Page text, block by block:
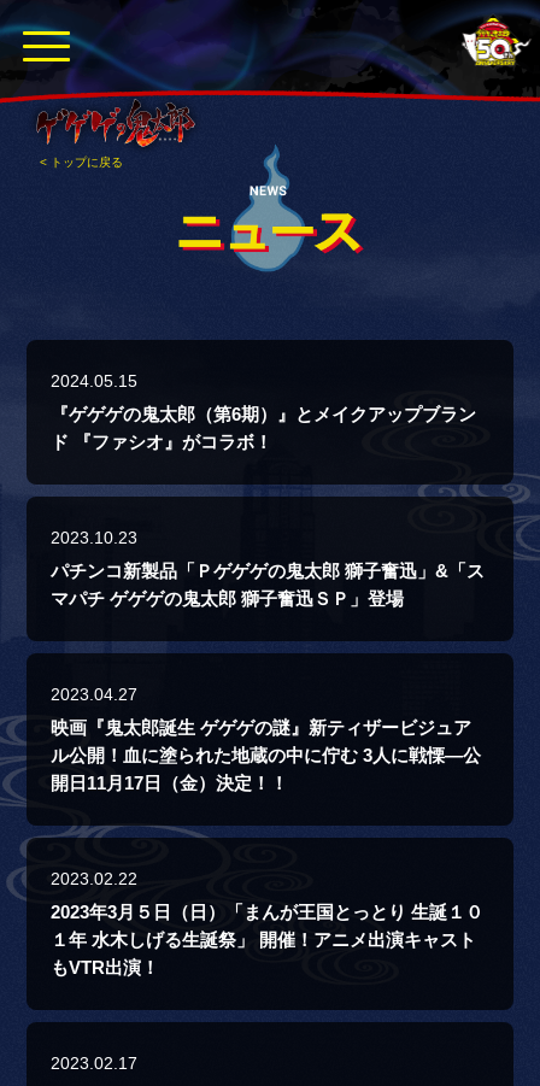
< トップに戻る
2024.05.15
『ゲゲゲの鬼太郎（第6期）』とメイクアップブラン
ド 『ファシオ』がコラボ！
2023.10.23
パチンコ新製品「Ｐゲゲゲの鬼太郎 獅子奮迅」&「ス
マパチ ゲゲゲの鬼太郎 獅子奮迅ＳＰ」登場
2023.04.27
映画『鬼太郎誕生 ゲゲゲの謎』新ティザービジュア
ル公開！血に塗られた地蔵の中に佇む 3人に戦慄―公
開日11月17日（金）決定！！
2023.02.22
2023年3月５日（日）「まんが王国とっとり 生誕１０
１年 水木しげる生誕祭」 開催！アニメ出演キャスト
もVTR出演！
2023.02.17